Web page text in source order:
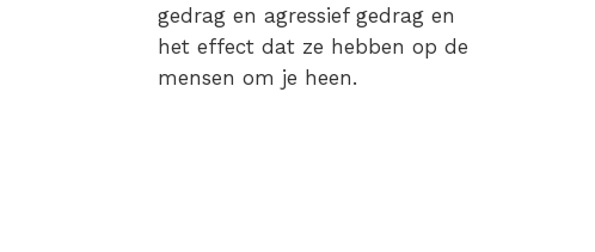
gedrag en agressief gedrag en
het effect dat ze hebben op de
mensen om je heen.